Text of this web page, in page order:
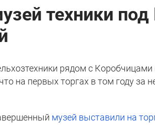
техники
рядом с
на первых торгах в том году за
музей выставили на